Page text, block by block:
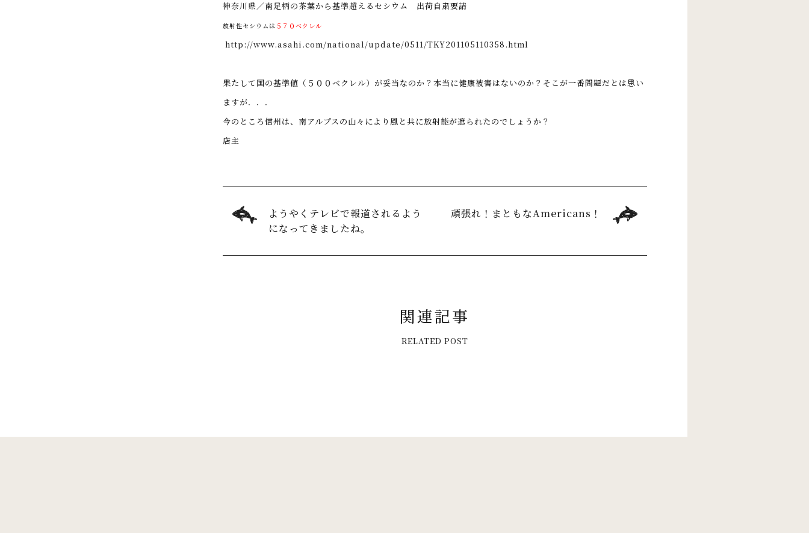
神奈川県／南足柄の茶葉から基準超えるセシウム 出荷自粛要請
放射性セシウムは ５７０ベクレル
http://www.asahi.com/national/update/0511/TKY201105110358.html
果たして国の基準値（５００ベクレル） が妥当なのか？本当に健康被害はないのか？ そこが一番問題だとは思い
ますが．．．
今のところ信州は、 南アルプスの山々により風と共に放射能が遮られたのでしょうか？
店主
ようやくテレビで報道されるよう
になってきましたね。
頑張れ！まともなAmericans！
関連記事
RELATED POST